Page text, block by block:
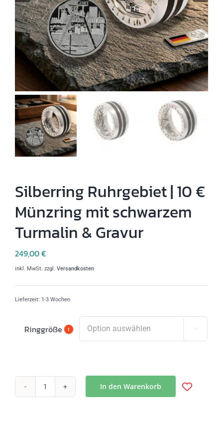
Silberring Ruhrgebiet | 10 €
Münzring mit schwarzem
Turmalin & Gravur
249,00€
inkl. MwSt. zzgl. Versandkosten
Lieferzeit: 1-3 Wochen
Ringgröße i 
Silberring
In den Warenkorb